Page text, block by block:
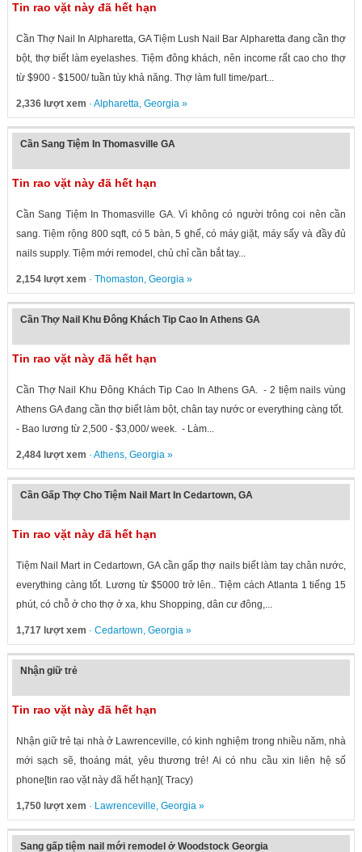
Tin rao vặt này đã hết hạn
Cần Thợ Nail In Alpharetta, GA Tiệm Lush Nail Bar Alpharetta đang cần thợ
bột, thợ biết làm eyelashes. Tiệm đông khách, nên income rất cao cho thợ
từ $900 - $1500/ tuần tùy khả năng. Thợ làm full time/part...
2,336 lượt xem · Alpharetta, Georgia»
Cần Sang Tiệm In Thomasville GA
Tin rao vặt này đã hết hạn
Cần Sang Tiệm In Thomasville GA. Vì không có người trông coi nên cần
sang. Tiệm rộng 800 sqft, có 5 bàn, 5 ghế, có máy giặt, máy sấy và đầy đủ
nails supply. Tiệm mới remodel, chủ chỉ cần bắt tay...
2,154 lượt xem · Thomaston, Georgia»
Cần Thợ Nail Khu Đông Khách Tip Cao In Athens GA
Tin rao vặt này đã hết hạn
Cần Thợ Nail Khu Đông Khách Tip Cao In Athens GA. - 2 tiệm nails vùng
Athens GA đang cần thợ biết làm bột, chân tay nước or everything càng tốt.
- Bao lương từ 2,500 - $3,000/ week. - Làm...
2,484 lượt xem · Athens, Georgia»
Cần Gấp Thợ Cho Tiệm Nail Mart In Cedartown, GA
Tin rao vặt này đã hết hạn
Tiệm Nail Mart in Cedartown, GA cần gấp thợ nails biết làm tay chân nước,
everything càng tốt. Lương từ $5000 trở lên.. Tiệm cách Atlanta 1 tiếng 15
phút, có chỗ ở cho thợ ở xa, khu Shopping, dân cư đông,...
1,717 lượt xem · Cedartown, Georgia»
Nhận giữ trẻ
Tin rao vặt này đã hết hạn
Nhận giữ trẻ tại nhà ở Lawrenceville, có kinh nghiệm trong nhiều năm, nhà
mới sạch sẽ, thoáng mát, yêu thương trẻ! Ai có nhu cầu xin liên hệ số
phone[tin rao vặt này đã hết hạn]( Tracy)
1,750 lượt xem · Lawrenceville, Georgia»
Sang gấp tiệm nail mới remodel ở Woodstock Georgia